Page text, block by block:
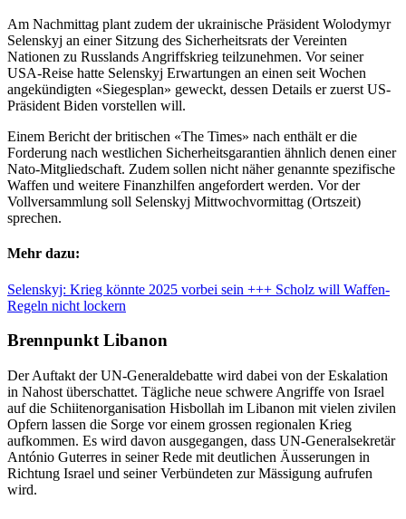
Am Nachmittag plant zudem der ukrainische Präsident Wolodymyr
Selenskyj an einer Sitzung des Sicherheitsrats der Vereinten
Nationen zu Russlands Angriffskrieg teilzunehmen. Vor seiner
USA-Reise hatte Selenskyj Erwartungen an einen seit Wochen
angekündigten «Siegesplan» geweckt, dessen Details er zuerst US-
Präsident Biden vorstellen will.
Einem Bericht der britischen «The Times» nach enthält er die
Forderung nach westlichen Sicherheitsgarantien ähnlich denen einer
Nato-Mitgliedschaft. Zudem sollen nicht näher genannte spezifische
Waffen und weitere Finanzhilfen angefordert werden. Vor der
Vollversammlung soll Selenskyj Mittwochvormittag (Ortszeit)
sprechen.
Mehr dazu:
Selenskyj: Krieg könnte 2025 vorbei sein +++ Scholz will Waffen-
Regeln nicht lockern
Brennpunkt Libanon
Der Auftakt der UN-Generaldebatte wird dabei von der Eskalation
in Nahost überschattet. Tägliche neue schwere Angriffe von Israel
auf die Schiitenorganisation Hisbollah im Libanon mit vielen zivilen
Opfern lassen die Sorge vor einem grossen regionalen Krieg
aufkommen. Es wird davon ausgegangen, dass UN-Generalsekretär
António Guterres in seiner Rede mit deutlichen Äusserungen in
Richtung Israel und seiner Verbündeten zur Mässigung aufrufen
wird.